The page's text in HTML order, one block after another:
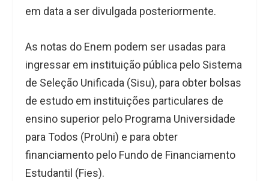
em data a ser divulgada posteriormente.
As notas do Enem podem ser usadas para
ingressar em instituição pública pelo Sistema
de Seleção Unificada (Sisu), para obter bolsas
de estudo em instituições particulares de
ensino superior pelo Programa Universidade
para Todos (ProUni) e para obter
financiamento pelo Fundo de Financiamento
Estudantil (Fies).